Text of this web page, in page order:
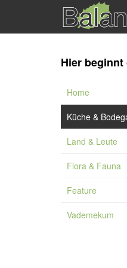
Hier beginnt
Home
Küche &
Land & Leute
Flora & Fauna
Feature
Vademekum